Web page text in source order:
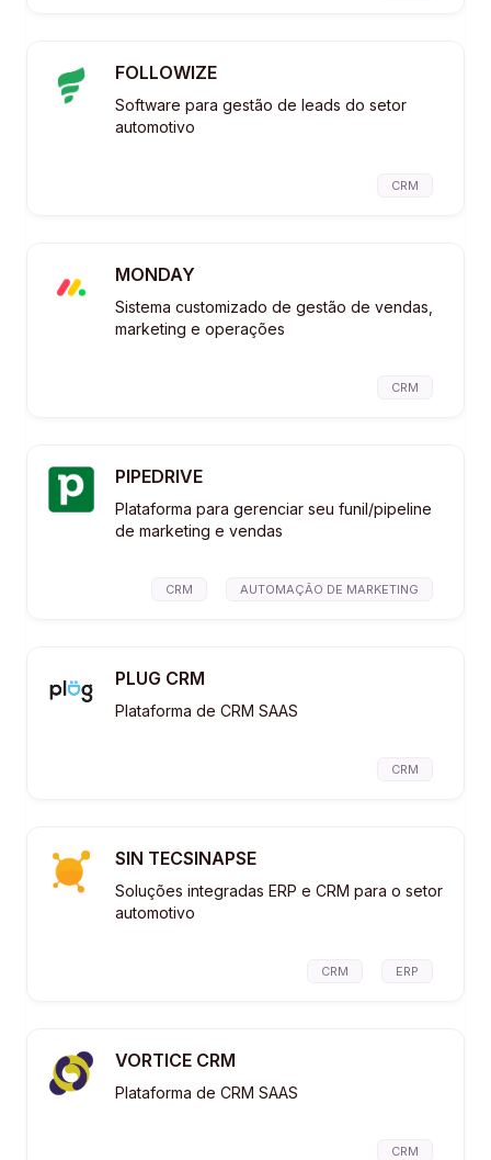
FOLLOWIZE
Software para gestão de leads do setor
automotivo
CRM
MONDAY
Sistema customizado de gestão de vendas,
marketing e operações
CRM
PIPEDRIVE
Plataforma para gerenciar seu funil/pipeline
de marketing e vendas
CRM AUTOMAÇÃO DE MARKETING
PLUG CRM
Plataforma de CRM SAAS
CRM
SIN TECSINAPSE
Soluções integradas ERP e CRM para o setor
automotivo
CRM ERP
VORTICE CRM
Plataforma de CRM SAAS
CRM